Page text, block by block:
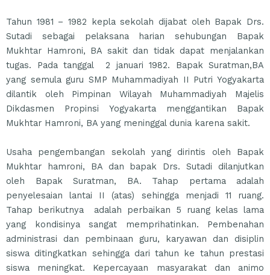
Tahun 1981 – 1982 kepla sekolah dijabat oleh Bapak Drs.
Sutadi sebagai pelaksana harian sehubungan Bapak
Mukhtar Hamroni, BA sakit dan tidak dapat menjalankan
tugas. Pada tanggal 2 januari 1982. Bapak Suratman,BA
yang semula guru SMP Muhammadiyah II Putri Yogyakarta
dilantik oleh Pimpinan Wilayah Muhammadiyah Majelis
Dikdasmen Propinsi Yogyakarta menggantikan Bapak
Mukhtar Hamroni, BA yang meninggal dunia karena sakit.
Usaha pengembangan sekolah yang dirintis oleh Bapak
Mukhtar hamroni, BA dan bapak Drs. Sutadi dilanjutkan
oleh Bapak Suratman, BA. Tahap pertama adalah
penyelesaian lantai II (atas) sehingga menjadi 11 ruang.
Tahap berikutnya adalah perbaikan 5 ruang kelas lama
yang kondisinya sangat memprihatinkan. Pembenahan
administrasi dan pembinaan guru, karyawan dan disiplin
siswa ditingkatkan sehingga dari tahun ke tahun prestasi
siswa meningkat. Kepercayaan masyarakat dan animo